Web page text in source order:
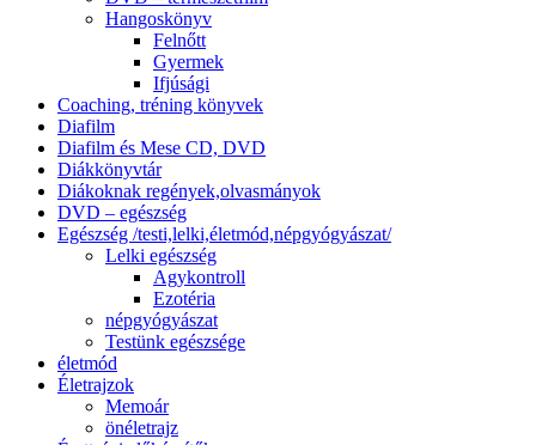
Hangoskönyv
Felnőtt
Gyermek
Ifjúsági
Coaching, tréning könyvek
Diafilm
Diafilm és Mese CD, DVD
Diákkönyvtár
Diákoknak regények,olvasmányok
DVD – egészség
Egészség /testi,lelki,életmód,népgyógyászat/
Lelki egészség
Agykontroll
Ezotéria
népgyógyászat
Testünk egészsége
életmód
Életrajzok
Memoár
önéletrajz